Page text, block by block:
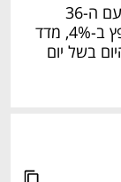
מדד ת"א 35 שבר את שיא כל הזמנים בפעם ה-36
מתחילת 2025 ועלה ב-2.8%, ת"א 90 קפץ ב-4%, מדד